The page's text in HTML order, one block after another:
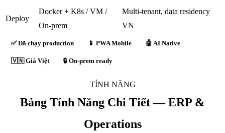
Deploy
Docker + K8s / VM /
On-prem
Multi-tenant, data residency
VN
✅ Đã chạy production 📱 PWA Mobile 🤖 AI Native
🇻🇳 Giá Việt 🔒 On-prem ready
TÍNH NĂNG
Bảng Tính Năng Chi Tiết — ERP &
Operations